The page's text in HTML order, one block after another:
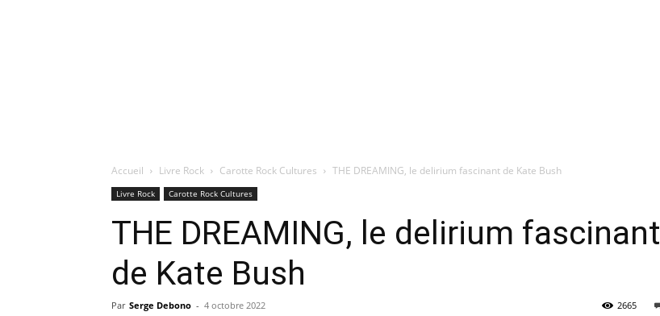
Accueil Livre Rock Carotte Rock Cultures THE DREAMING, le delirium fascinant de Kate Bush
Livre Rock Carotte Rock Cultures
THE DREAMING, le delirium fascinant
de Kate Bush
Par Serge Debono - 4 octobre 2022 2665